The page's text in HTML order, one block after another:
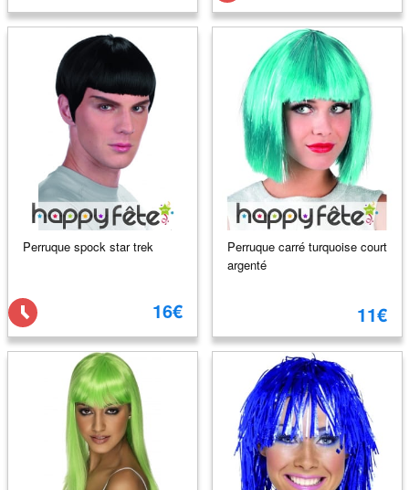
Perruque spock star trek
16€
Perruque carré turquoise court
argenté
11€